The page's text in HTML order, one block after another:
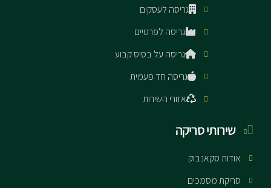
גריסה לעסקים
גריסה לפרטיים
גריסה על בסיס קבוע
גריסה חד פעמית
אזורי השירות
שירותי סריקה
אודות סקאנבוק
סריקת מסמכים